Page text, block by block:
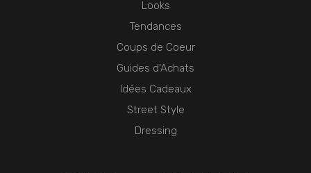
Looks
Tendances
Coups de Coeur
Guides d'Achats
Idées Cadeaux
Street Style
Dressing